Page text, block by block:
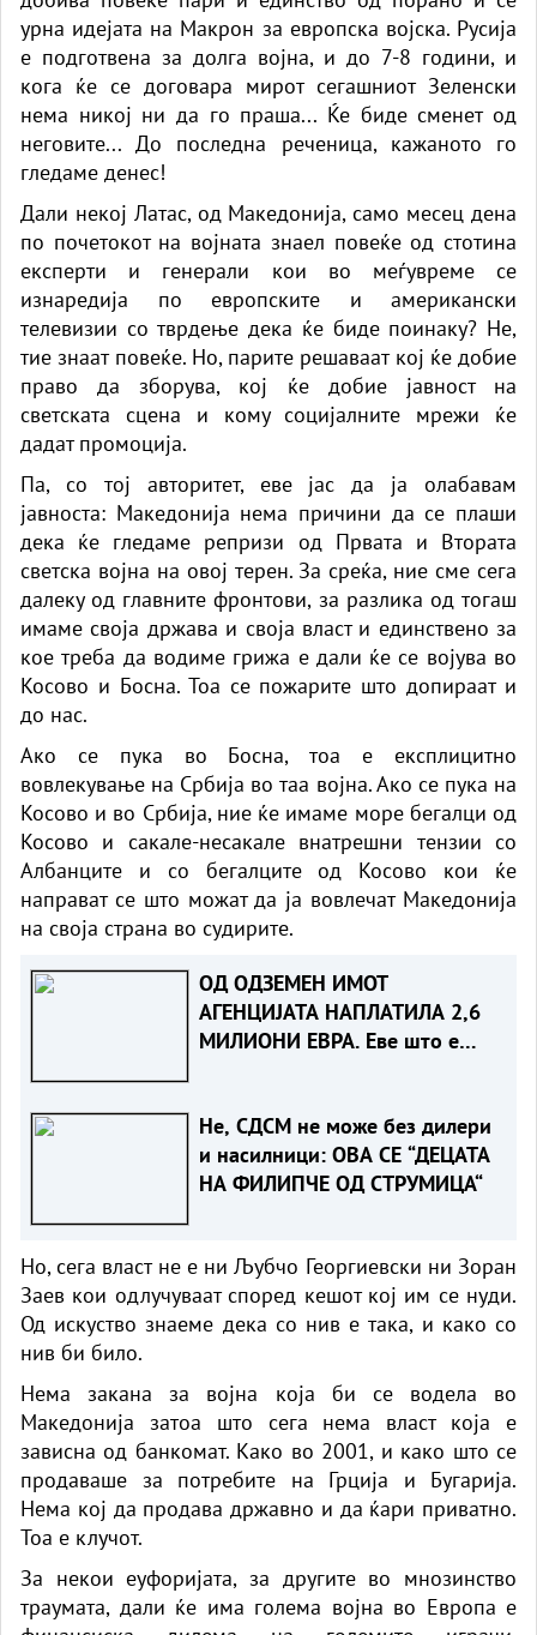
урна идејата на Макрон за европска војска. Русија
е подготвена за долга војна, и до 7-8 години, и
кога ќе се договара мирот сегашниот Зеленски
нема никој ни да го праша... Ќе биде сменет од
неговите... До последна реченица, кажаното го
гледаме денес!
Дали некој Латас, од Македонија, само месец дена
по почетокот на војната знаел повеќе од стотина
експерти и генерали кои во меѓувреме се
изнаредија по европските и американски
телевизии со тврдење дека ќе биде поинаку? Не,
тие знаат повеќе. Но, парите решаваат кој ќе добие
право да зборува, кој ќе добие јавност на
светската сцена и кому социјалните мрежи ќе
дадат промоција.
Па, со тој авторитет, еве јас да ја олабавам
јавноста: Македонија нема причини да се плаши
дека ќе гледаме репризи од Првата и Втората
светска војна на овој терен. За среќа, ние сме сега
далеку од главните фронтови, за разлика од тогаш
имаме своја држава и своја власт и единствено за
кое треба да водиме грижа е дали ќе се војува во
Косово и Босна. Тоа се пожарите што допираат и
до нас.
Ако се пука во Босна, тоа е експлицитно
вовлекување на Србија во таа војна. Ако се пука на
Косово и во Србија, ние ќе имаме море бегалци од
Косово и сакале-несакале внатрешни тензии со
Албанците и со бегалците од Косово кои ќе
направат се што можат да ја вовлечат Македонија
на своја страна во судирите.
ОД ОДЗЕМЕН ИМОТ
АГЕНЦИЈАТА НАПЛАТИЛА 2,6
МИЛИОНИ ЕВРА. Еве што е
Не, СДСМ не може без дилери
и насилници: ОВА СЕ “ДЕЦАТА
НА ФИЛИПЧЕ ОД СТРУМИЦА“
Но, сега власт не е ни Љубчо Георгиевски ни Зоран
Заев кои одлучуваат според кешот кој им се нуди.
Од искуство знаеме дека со нив е така, и како со
нив би било.
Нема закана за војна која би се водела во
Македонија затоа што сега нема власт која е
зависна од банкомат. Како во 2001, и како што се
продаваше за потребите на Грција и Бугарија.
Нема кој да продава државно и да ќари приватно.
Тоа е клучот.
За некои еуфоријата, за другите во мнозинство
траумата, дали ќе има голема војна во Европа е